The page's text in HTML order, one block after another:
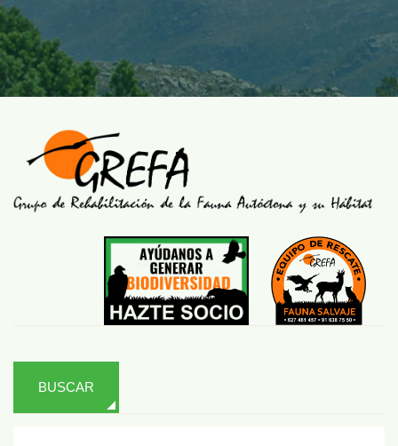
BUSCAR